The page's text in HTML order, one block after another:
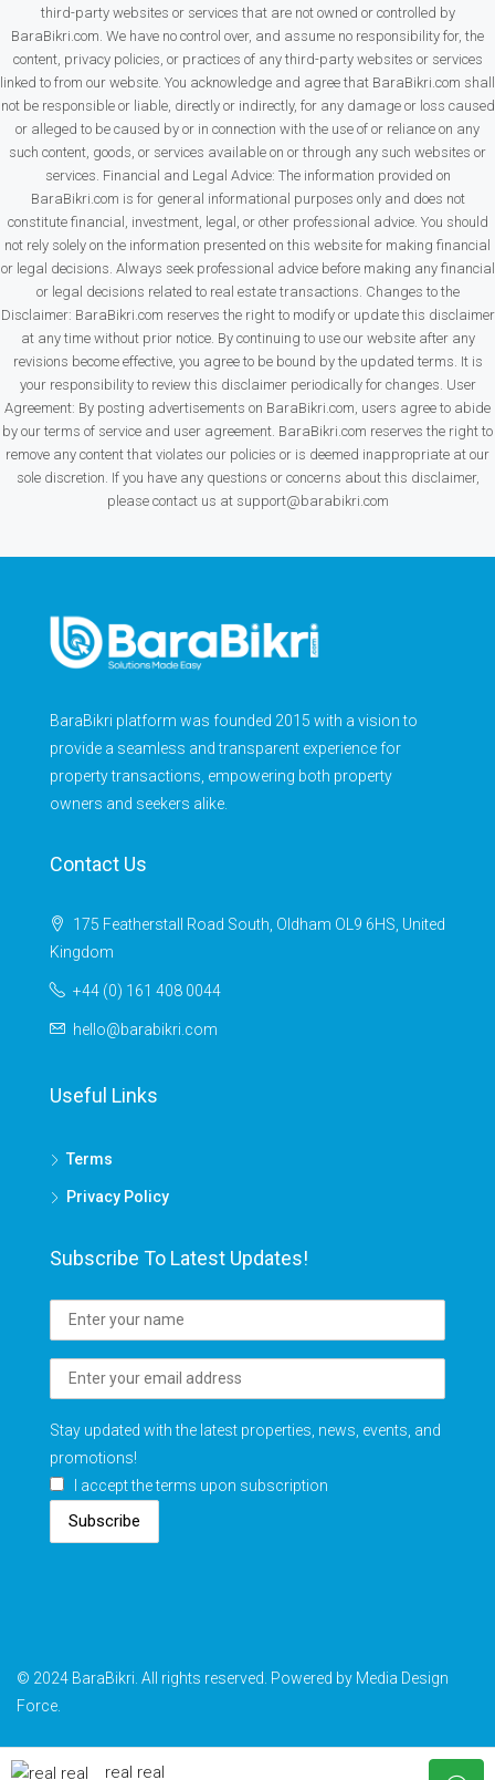
third-party websites or services that are not owned or controlled by
BaraBikri.com. We have no control over, and assume no responsibility for, the
content, privacy policies, or practices of any third-party websites or services
linked to from our website. You acknowledge and agree that BaraBikri.com shall
not be responsible or liable, directly or indirectly, for any damage or loss caused
or alleged to be caused by or in connection with the use of or reliance on any
such content, goods, or services available on or through any such websites or
services. Financial and Legal Advice: The information provided on
BaraBikri.com is for general informational purposes only and does not
constitute financial, investment, legal, or other professional advice. You should
not rely solely on the information presented on this website for making financial
or legal decisions. Always seek professional advice before making any financial
or legal decisions related to real estate transactions. Changes to the
Disclaimer: BaraBikri.com reserves the right to modify or update this disclaimer
at any time without prior notice. By continuing to use our website after any
revisions become effective, you agree to be bound by the updated terms. It is
your responsibility to review this disclaimer periodically for changes. User
Agreement: By posting advertisements on BaraBikri.com, users agree to abide
by our terms of service and user agreement. BaraBikri.com reserves the right to
remove any content that violates our policies or is deemed inappropriate at our
sole discretion. If you have any questions or concerns about this disclaimer,
please contact us at support@barabikri.com
BaraBikri platform was founded 2015 with a vision to
provide a seamless and transparent experience for
property transactions, empowering both property
owners and seekers alike.
Contact Us
175 Featherstall Road South, Oldham OL9 6HS, United
Kingdom
+44 (0) 161 408 0044
hello@barabikri.com
Useful Links
Terms
Privacy Policy
Subscribe To Latest Updates!
Stay updated with the latest properties, news, events, and
promotions!
I accept the terms upon subscription
Subscribe
© 2024 BaraBikri. All rights reserved. Powered by Media Design
Force.
real real